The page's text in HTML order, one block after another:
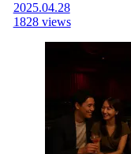
2025.04.28
1828 views